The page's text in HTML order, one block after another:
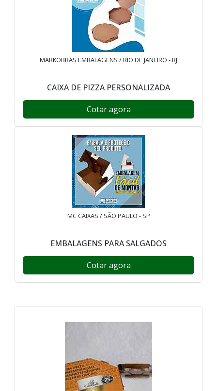
MARKOBRAS EMBALAGENS / RIO DE JANEIRO - RJ
CAIXA DE PIZZA PERSONALIZADA
Cotar agora
MC CAIXAS / SÃO PAULO - SP
EMBALAGENS PARA SALGADOS
Cotar agora